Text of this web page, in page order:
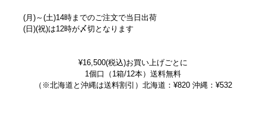
(月)～(土)14時までのご注文で当日出荷
(日)(祝)は12時が〆切となります
¥16,500(税込)お買い上げごとに
1個口（1箱/12本）送料無料
（※北海道と沖縄は送料割引）北海道：¥820 沖縄：¥532